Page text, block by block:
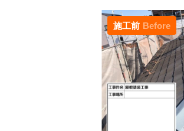
施工前 Before